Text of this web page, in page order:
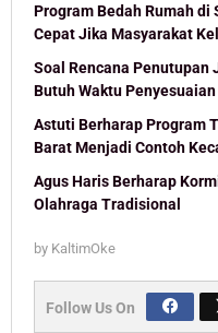
Program Bedah Rumah
Cepat Jika Masyarakat
Soal Rencana Penutupan
Butuh Waktu Penyesuaian
Astuti Berharap Program
Barat Menjadi Contoh
Agus Haris Berharap
Olahraga Tradisional
by KaltimOke
Follow Us On